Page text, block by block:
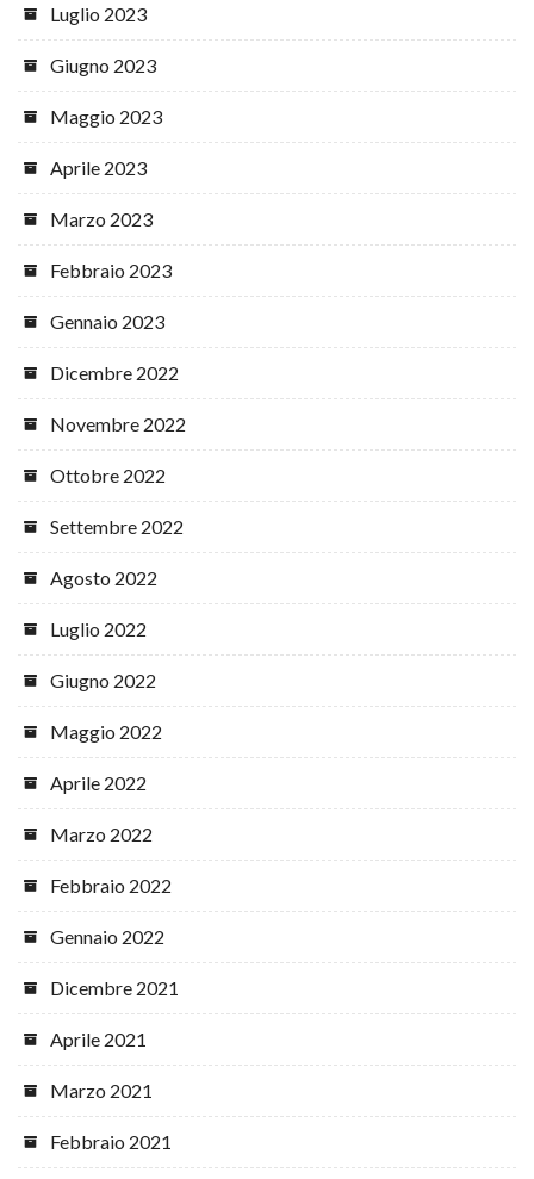
Luglio 2023
Giugno 2023
Maggio 2023
Aprile 2023
Marzo 2023
Febbraio 2023
Gennaio 2023
Dicembre 2022
Novembre 2022
Ottobre 2022
Settembre 2022
Agosto 2022
Luglio 2022
Giugno 2022
Maggio 2022
Aprile 2022
Marzo 2022
Febbraio 2022
Gennaio 2022
Dicembre 2021
Aprile 2021
Marzo 2021
Febbraio 2021